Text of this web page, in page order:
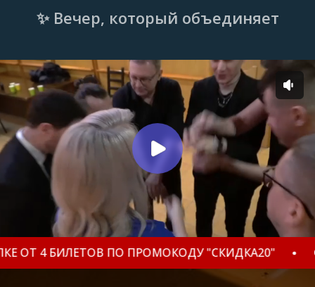
✨ Вечер, который объединяет
ПО ПРОМОКОДУ "СКИДКА20" СКИДКА 20%